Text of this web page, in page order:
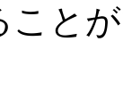
こと